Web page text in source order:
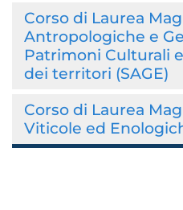
Corso di Laurea
Antropologiche e
Patrimoni Culturali
dei territori (SAGE)
Corso di Laurea
Viticole ed